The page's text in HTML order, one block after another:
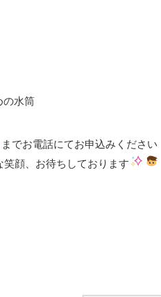
の水筒
までお電話にてお申込みください
笑顔、お待ちしております